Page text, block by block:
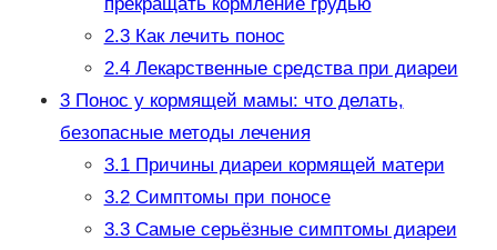
прекращать кормление грудью
2.3Как лечить понос
2.4Лекарственные средства при диареи
3Понос у кормящей мамы: что делать,
безопасные методы лечения
3.1Причины диареи кормящей матери
3.2Симптомы при поносе
3.3Самые серьёзные симптомы диареи